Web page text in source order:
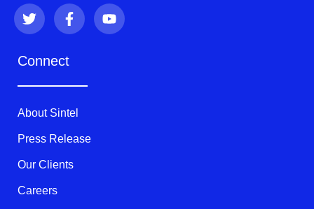
T
w
i
t
F
a
c
b
k
-
f
Y
o
u
Connect
About Sintel
Press Release
Our Clients
Careers